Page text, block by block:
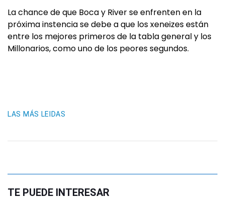
La chance de que Boca y River se enfrenten en la
próxima instencia se debe a que los xeneizes están
entre los mejores primeros de la tabla general y los
Millonarios, como uno de los peores segundos.
LAS MÁS LEIDAS
TE PUEDE INTERESAR